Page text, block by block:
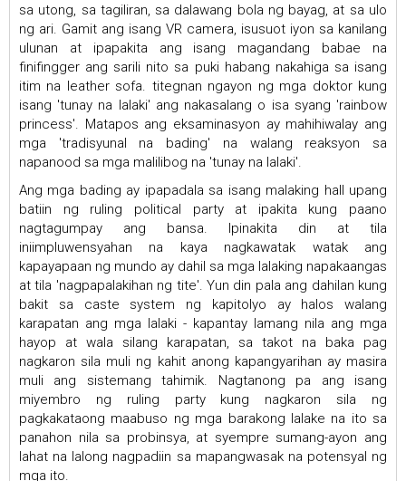
sa utong, sa tagiliran, sa dalawang bola ng bayag, at sa ulo
ng ari. Gamit ang isang VR camera, isusuot iyon sa kanilang
ulunan at ipapakita ang isang magandang babae na
finifingger ang sarili nito sa puki habang nakahiga sa isang
itim na leather sofa. titegnan ngayon ng mga doktor kung
isang 'tunay na lalaki' ang nakasalang o isa syang 'rainbow
princess'. Matapos ang eksaminasyon ay mahihiwalay ang
mga 'tradisyunal na bading' na walang reaksyon sa
napanood sa mga malilibog na 'tunay na lalaki'.
Ang mga bading ay ipapadala sa isang malaking hall upang
batiin ng ruling political party at ipakita kung paano
nagtagumpay ang bansa. Ipinakita din at tila
iniimpluwensyahan na kaya nagkawatak watak ang
kapayapaan ng mundo ay dahil sa mga lalaking napakaangas
at tila 'nagpapalakihan ng tite'. Yun din pala ang dahilan kung
bakit sa caste system ng kapitolyo ay halos walang
karapatan ang mga lalaki - kapantay lamang nila ang mga
hayop at wala silang karapatan, sa takot na baka pag
nagkaron sila muli ng kahit anong kapangyarihan ay masira
muli ang sistemang tahimik. Nagtanong pa ang isang
miyembro ng ruling party kung nagkaron sila ng
pagkakataong maabuso ng mga barakong lalake na ito sa
panahon nila sa probinsya, at syempre sumang-ayon ang
lahat na lalong nagpadiin sa mapangwasak na potensyal ng
mga ito.